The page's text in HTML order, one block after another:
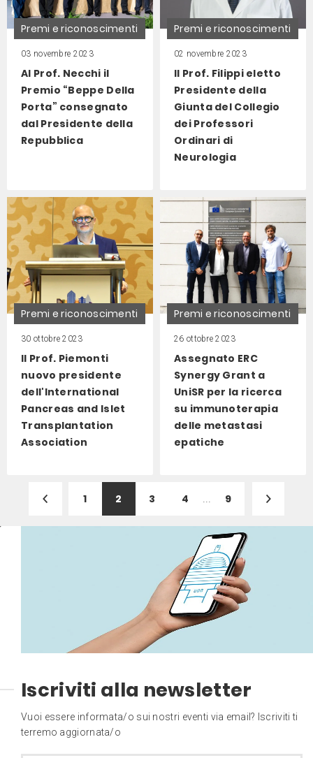
Premi e riconoscimenti
03 novembre 2023
Al Prof. Necchi il
Premio “Beppe Della
Porta” consegnato
dal Presidente della
Repubblica
Premi e riconoscimenti
02 novembre 2023
Il Prof. Filippi eletto
Presidente della
Giunta del Collegio
dei Professori
Ordinari di
Neurologia
Premi e riconoscimenti
30 ottobre 2023
Il Prof. Piemonti
nuovo presidente
dell'International
Pancreas and Islet
Transplantation
Association
Premi e riconoscimenti
26 ottobre 2023
Assegnato ERC
Synergy Grant a
UniSR per la ricerca
su immunoterapia
delle metastasi
epatiche
1 2 3 4 ... 9
Iscriviti alla newsletter
Vuoi essere informata/o sui nostri eventi via email? Iscriviti ti
terremo aggiornata/o